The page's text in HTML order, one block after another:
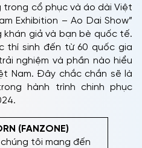
cổ phục và áo dài Việt
Exhibition – Ao Dai Show”
giả và bạn bè quốc tế.
thí sinh đến từ 60 quốc gia
nghiệm và phần nào hiểu
Nam. Đây chắc chắn sẽ là
hành trình chinh phục
(FANZONE)
tôi mang đến